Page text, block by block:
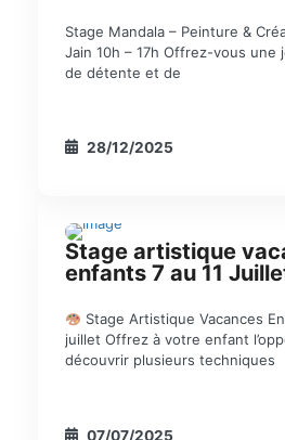
Stage Mandala – Peinture &
Jain 10h – 17h Offrez-vous une
de détente et de
28/12/2025
STAGE
Stage artistique
enfants 7 au 11
Stage Artistique Vacances
juillet Offrez à votre enfant
découvrir plusieurs techniques
07/07/2025